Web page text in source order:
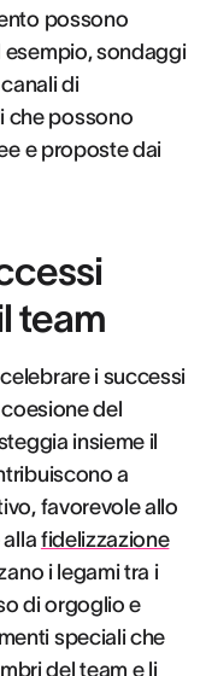
possono
esempio, sondaggi
di
che possono
e proposte dai
team
i successi
del
insieme il
a
favorevole allo
fidelizzazione
i legami tra i
di orgoglio e
speciali che
del team e li